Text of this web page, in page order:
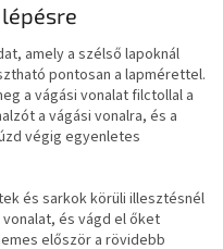
amely a szélső lapoknál
pontosan a lapmérettel.
a vágási vonalat filctollal a
a vágási vonalra, és a
végig egyenletes
és sarkok körüli illesztésnél
és vágd el őket
először a rövidebb